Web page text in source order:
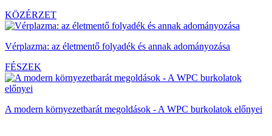
KÖZÉRZET
Vérplazma: az életmentő folyadék és annak adományozása
FÉSZEK
A modern környezetbarát megoldások - A WPC burkolatok előnyei